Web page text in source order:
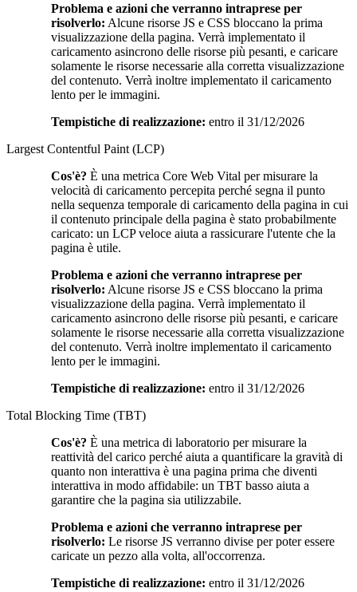
Problema e azioni che verranno intraprese per
risolverlo: Alcune risorse JS e CSS bloccano la prima
visualizzazione della pagina. Verrà implementato il
caricamento asincrono delle risorse più pesanti, e caricare
solamente le risorse necessarie alla corretta visualizzazione
del contenuto. Verrà inoltre implementato il caricamento
lento per le immagini.
Tempistiche di realizzazione: entro il 31/12/2026
Largest Contentful Paint (LCP)
Cos'è? È una metrica Core Web Vital per misurare la
velocità di caricamento percepita perché segna il punto
nella sequenza temporale di caricamento della pagina in cui
il contenuto principale della pagina è stato probabilmente
caricato: un LCP veloce aiuta a rassicurare l'utente che la
pagina è utile.
Problema e azioni che verranno intraprese per
risolverlo: Alcune risorse JS e CSS bloccano la prima
visualizzazione della pagina. Verrà implementato il
caricamento asincrono delle risorse più pesanti, e caricare
solamente le risorse necessarie alla corretta visualizzazione
del contenuto. Verrà inoltre implementato il caricamento
lento per le immagini.
Tempistiche di realizzazione: entro il 31/12/2026
Total Blocking Time (TBT)
Cos'è? È una metrica di laboratorio per misurare la
reattività del carico perché aiuta a quantificare la gravità di
quanto non interattiva è una pagina prima che diventi
interattiva in modo affidabile: un TBT basso aiuta a
garantire che la pagina sia utilizzabile.
Problema e azioni che verranno intraprese per
risolverlo: Le risorse JS verranno divise per poter essere
caricate un pezzo alla volta, all'occorrenza.
Tempistiche di realizzazione: entro il 31/12/2026